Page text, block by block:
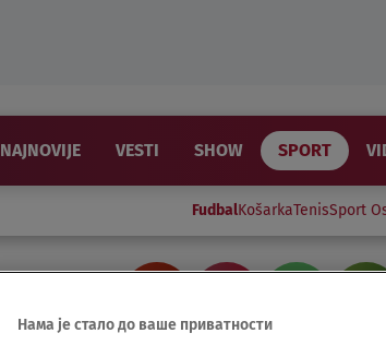
NAJNOVIJE VESTI SHOW SPORT
FudbalKošarkaTenisSport
Нама је стало до ваше приватности